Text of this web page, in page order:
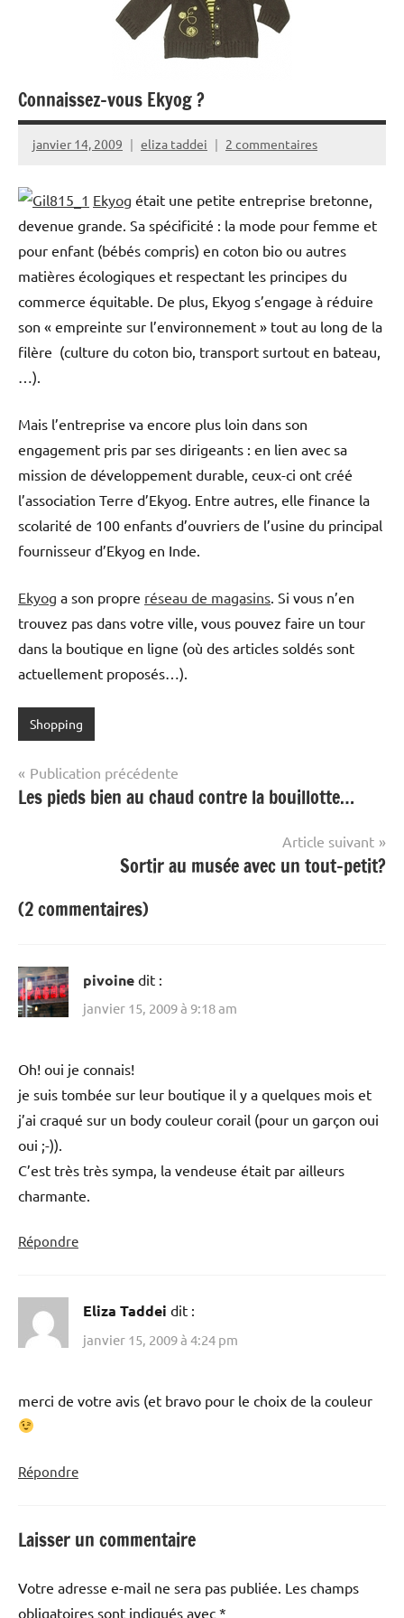
Connaissez-vous Ekyog ?
janvier 14, 2009 eliza taddei 2 commentaires
Ekyog était une petite entreprise bretonne,
devenue grande. Sa spécificité : la mode pour femme et
pour enfant (bébés compris) en coton bio ou autres
matières écologiques et respectant les principes du
commerce équitable. De plus, Ekyog s’engage à réduire
son « empreinte sur l’environnement » tout au long de la
filère (culture du coton bio, transport surtout en bateau,
…).
Mais l’entreprise va encore plus loin dans son
engagement pris par ses dirigeants : en lien avec sa
mission de développement durable, ceux-ci ont créé
l’association Terre d’Ekyog. Entre autres, elle finance la
scolarité de 100 enfants d’ouvriers de l’usine du principal
fournisseur d’Ekyog en Inde.
Ekyog a son propre réseau de magasins . Si vous n’en
trouvez pas dans votre ville, vous pouvez faire un tour
dans la boutique en ligne (où des articles soldés sont
actuellement proposés…).
Shopping
Navigation
de
Publication précédente
Les pieds bien au chaud contre la bouillotte…
Article suivant
Sortir au musée avec un tout-petit?
(2 commentaires)
pivoine dit :
janvier 15, 2009 à 9:18 am
Oh! oui je connais!
je suis tombée sur leur boutique il y a quelques mois et
j’ai craqué sur un body couleur corail (pour un garçon oui
oui ;-)).
C’est très très sympa, la vendeuse était par ailleurs
charmante.
Répondre
Eliza Taddei dit :
janvier 15, 2009 à 4:24 pm
merci de votre avis (et bravo pour le choix de la couleur
Répondre
Laisser un commentaire
Votre adresse e-mail ne sera pas publiée. Les champs
obligatoires sont indiqués avec *